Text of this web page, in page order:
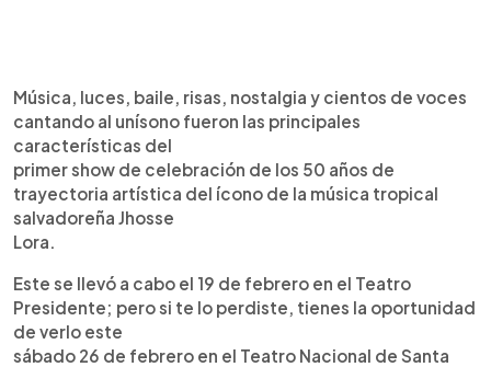
► Escuchar artículo
Música, luces, baile, risas, nostalgia y cientos de voces
cantando al unísono fueron las principales
características del
primer show de celebración de los 50 años de
trayectoria artística del ícono de la música tropical
salvadoreña Jhosse
Lora.
Este se llevó a cabo el 19 de febrero en el Teatro
Presidente; pero si te lo perdiste, tienes la oportunidad
de verlo este
sábado 26 de febrero en el Teatro Nacional de Santa